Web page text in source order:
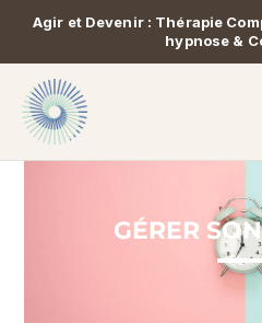
Agir et Devenir : Thérapie
hypnose &
GÉRER